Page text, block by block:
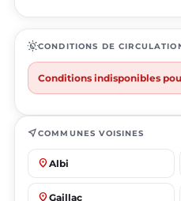
routineCONDITIONS DE
Conditions indisponibles
near_meCOMMUNES VOISINES
place Albi
place Gaillac